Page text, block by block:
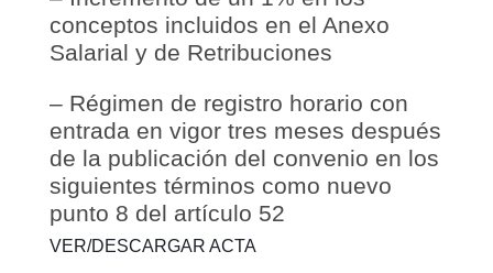
conceptos incluidos en el Anexo
Salarial y de Retribuciones
– Régimen de registro horario con
entrada en vigor tres meses después
de la publicación del convenio en los
siguientes términos como nuevo
punto 8 del artículo 52
VER/DESCARGAR ACTA